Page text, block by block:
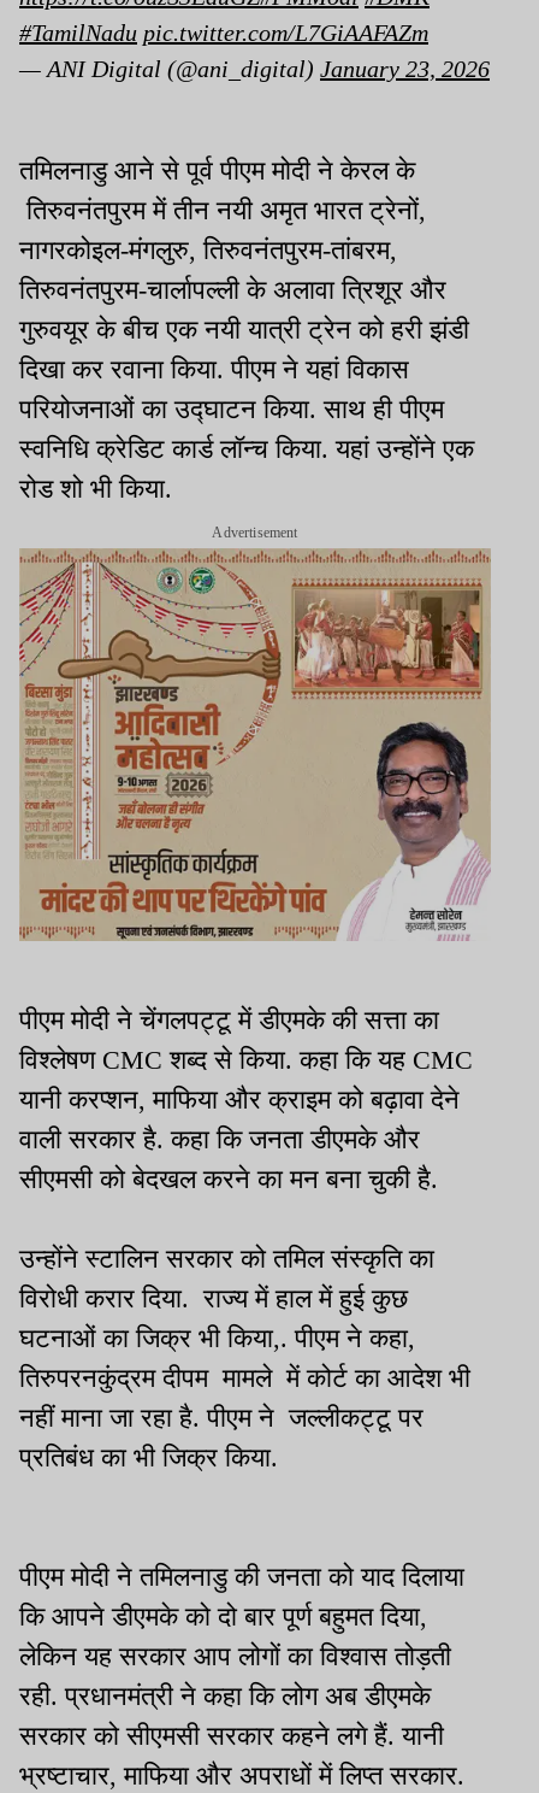
#TamilNadu pic.twitter.com/L7GiAAFAZm
— ANI Digital (@ani_digital) January 23, 2026
तमिलनाडु आने से पूर्व पीएम मोदी ने केरल के
तिरुवनंतपुरम में तीन नयी अमृत भारत ट्रेनों,
नागरकोइल-मंगलुरु, तिरुवनंतपुरम-तांबरम,
तिरुवनंतपुरम-चार्लापल्ली के अलावा त्रिशूर और
गुरुवयूर के बीच एक नयी यात्री ट्रेन को हरी झंडी
दिखा कर रवाना किया. पीएम ने यहां विकास
परियोजनाओं का उद्घाटन किया. साथ ही पीएम
स्वनिधि क्रेडिट कार्ड लॉन्च किया. यहां उन्होंने एक
रोड शो भी किया.
Advertisement
पीएम मोदी ने चेंगलपट्टू में डीएमके की सत्ता का
विश्लेषण CMC शब्द से किया. कहा कि यह CMC
यानी करप्शन, माफिया और क्राइम को बढ़ावा देने
वाली सरकार है. कहा कि जनता डीएमके और
सीएमसी को बेदखल करने का मन बना चुकी है.
उन्होंने स्टालिन सरकार को तमिल संस्कृति का
विरोधी करार दिया. राज्य में हाल में हुई कुछ
घटनाओं का जिक्र भी किया,. पीएम ने कहा,
तिरुपरनकुंद्रम दीपम मामले में कोर्ट का आदेश भी
नहीं माना जा रहा है. पीएम ने जल्लीकट्टू पर
प्रतिबंध का भी जिक्र किया.
पीएम मोदी ने तमिलनाडु की जनता को याद दिलाया
कि आपने डीएमके को दो बार पूर्ण बहुमत दिया,
लेकिन यह सरकार आप लोगों का विश्वास तोड़ती
रही. प्रधानमंत्री ने कहा कि लोग अब डीएमके
सरकार को सीएमसी सरकार कहने लगे हैं. यानी
भ्रष्टाचार, माफिया और अपराधों में लिप्त सरकार.